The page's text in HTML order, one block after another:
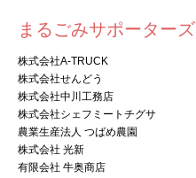
まるごみサポーターズ
株式会社A-TRUCK
株式会社せんどう
株式会社中川工務店
株式会社シェフミートチグサ
農業生産法人 つばめ農園
株式会社 光新
有限会社 牛奥商店